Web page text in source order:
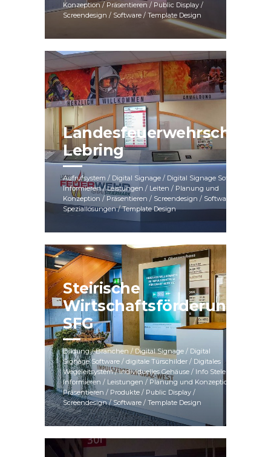
Konzeption / Präsentieren / Public Display /
Screendesign / Software / Template Design
Landesfeuerwehrschule
Lebring
Aufrufsystem / Digital Signage / Digital Signage Software /
Informieren / Leistungen / Leiten / Planung und
Konzeption / Präsentieren / Screendesign / Software /
Speziallösungen / Template Design
Steirische
Wirtschaftsförderung
SFG
Bildung / Branchen / Digital Signage / Digital
Signage Software / digitale Türschilder / Digitales
Wegeleitsystem / individuelles Gehäuse / Info Stelen /
Informieren / Leistungen / Planung und Konzeption /
Präsentieren / Produkte / Public Display /
Screendesign / Software / Template Design